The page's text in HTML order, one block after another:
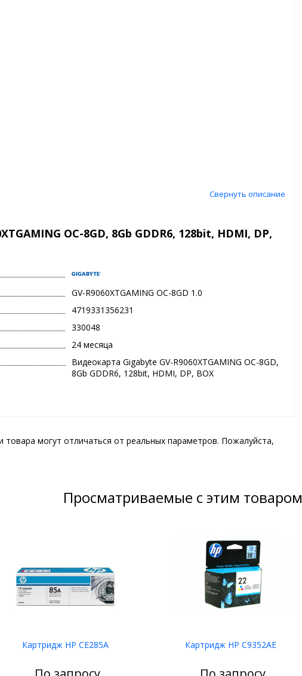
Свернуть описание
OC-8GD, 8Gb GDDR6, 128bit, HDMI, DP,
GV-R9060XTGAMING OC-8GD 1.0
4719331356231
330048
24 месяца
Видеокарта Gigabyte GV-R9060XTGAMING OC-8GD,
8Gb GDDR6, 128bit, HDMI, DP, BOX
товара могут отличаться от реальных параметров. Пожалуйста,
Просматриваемые с этим товаром
Картридж HP CE285A Картридж HP C9352AE